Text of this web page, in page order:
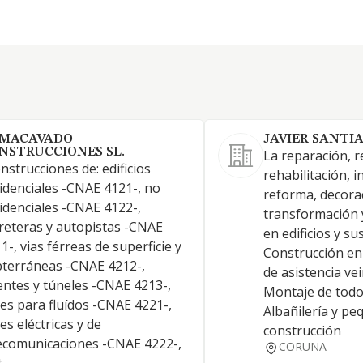
SL.
de: edificios
-CNAE 4121-, no
-CNAE 4122-,
y autopistas -CNAE
, vias férreas de superficie y
-CNAE 4212-,
y túneles -CNAE 4213-,
para fluídos -CNAE 4221-,
eléctricas y de
-CNAE 4222-,
JAVIER
La reparación,
rehabilitación,
reforma,
transformación
en edificios y
Construcción
de asistencia
Montaje de
Albañilería y
construcción
CORUNA